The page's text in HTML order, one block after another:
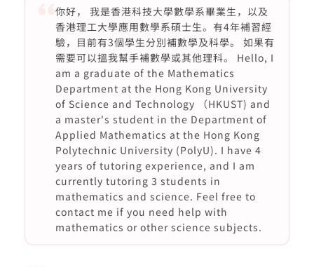
你好， 我是香港科技大學數學系畢業生，以及
香港理工大學應用數學系碩士生。有4年補習經
驗，目前有3個學生分別補數學及科學。 如果有
需要可以搵我幫手補數學或其他理科。 Hello, I
am a graduate of the Mathematics
Department at the Hong Kong University
of Science and Technology （HKUST) and
a master's student in the Department of
Applied Mathematics at the Hong Kong
Polytechnic University (PolyU). I have 4
years of tutoring experience, and I am
currently tutoring 3 students in
mathematics and science. Feel free to
contact me if you need help with
mathematics or other science subjects.